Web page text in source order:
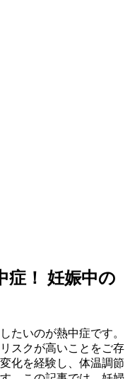
症！ 妊娠中の
たいのが熱中症です。
スクが高いことをご存
化を経験し、体温調節